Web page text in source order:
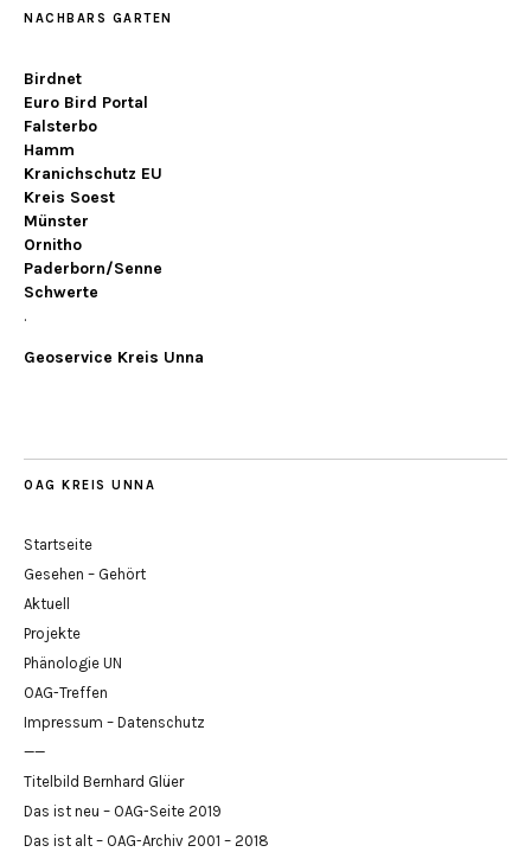
NACHBARS GARTEN
Birdnet
Euro Bird Portal
Falsterbo
Hamm
Kranichschutz EU
Kreis Soest
Münster
Ornitho
Paderborn/Senne
Schwerte
.
Geoservice Kreis Unna
OAG KREIS UNNA
Startseite
Gesehen – Gehört
Aktuell
Projekte
Phänologie UN
OAG-Treffen
Impressum – Datenschutz
——
Titelbild Bernhard Glüer
Das ist neu – OAG-Seite 2019
Das ist alt – OAG-Archiv 2001 – 2018